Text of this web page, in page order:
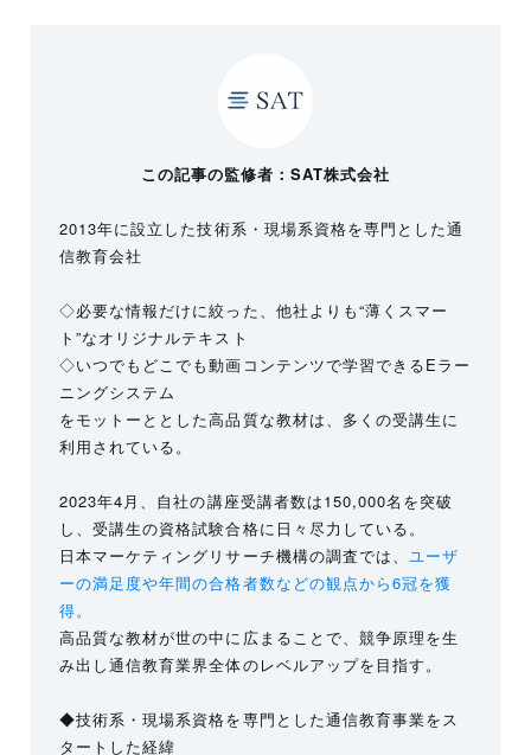
この記事の監修者：SAT株式会社
2013年に設立した技術系・現場系資格を専門とした通
信教育会社
◇必要な情報だけに絞った、他社よりも“薄くスマー
ト”なオリジナルテキスト
◇いつでもどこでも動画コンテンツで学習できるEラー
ニングシステム
をモットーととした高品質な教材は、多くの受講生に
利用されている。
2023年4月、自社の講座受講者数は150,000名を突破
し、受講生の資格試験合格に日々尽力している。
日本マーケティングリサーチ機構の調査では、 ユーザ
ーの満足度や年間の合格者数などの観点から6冠を獲
得。
高品質な教材が世の中に広まることで、競争原理を生
み出し通信教育業界全体のレベルアップを目指す。
◆技術系・現場系資格を専門とした通信教育事業をス
タートした経緯